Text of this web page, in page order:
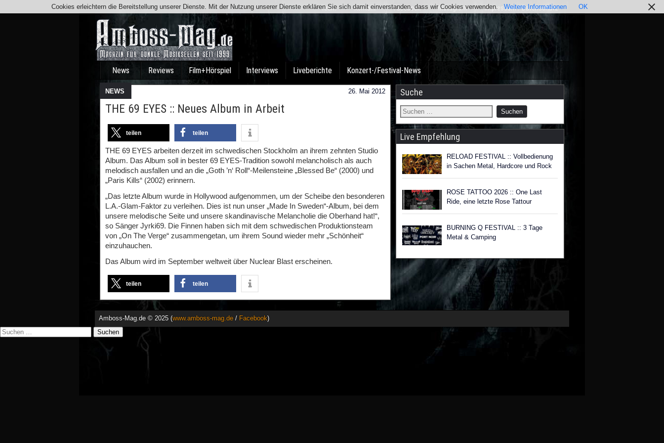
Team Kontakt Facebook Instagram Impressum / Datenschutz
News Reviews Film+Hörspiel Interviews Liveberichte Konzert-/Festival-News
NEWS 26. Mai 2012
THE 69 EYES :: Neues Album in Arbeit
teilen teilen
THE 69 EYES arbeiten derzeit im schwedischen Stockholm an ihrem zehnten Studio
Album. Das Album soll in bester 69 EYES-Tradition sowohl melancholisch als auch
melodisch ausfallen und an die „Goth ’n‘ Roll“-Meilensteine „Blessed Be“ (2000) und
„Paris Kills“ (2002) erinnern.
„Das letzte Album wurde in Hollywood aufgenommen, um der Scheibe den besonderen
L.A.-Glam-Faktor zu verleihen. Dies ist nun unser „Made In Sweden“-Album, bei dem
unsere melodische Seite und unsere skandinavische Melancholie die Oberhand hat!“,
so Sänger Jyrki69. Die Finnen haben sich mit dem schwedischen Produktionsteam
von „On The Verge“ zusammengetan, um ihrem Sound wieder mehr „Schönheit“
einzuhauchen.
Das Album wird im September weltweit über Nuclear Blast erscheinen.
teilen teilen
Suche
Live Empfehlung
RELOAD FESTIVAL :: Vollbedienung
in Sachen Metal, Hardcore und Rock
ROSE TATTOO 2026 :: One Last
Ride, eine letzte Rose Tattour
BURNING Q FESTIVAL :: 3 Tage
Metal & Camping
Amboss-Mag.de © 2025 (www.amboss-mag.de / Facebook)
Cookies erleichtern die Bereitstellung unserer Dienste. Mit der Nutzung unserer Dienste erklären Sie sich damit einverstanden, dass wir Cookies verwenden. Weitere Informationen OK